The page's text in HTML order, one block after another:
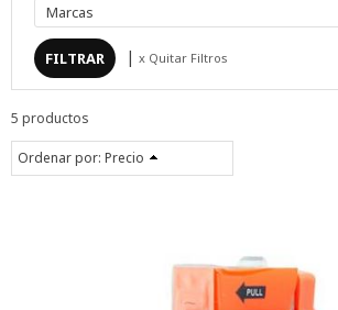
Marcas
| x Quitar Filtros
5 productos
Ordenar por: Precio